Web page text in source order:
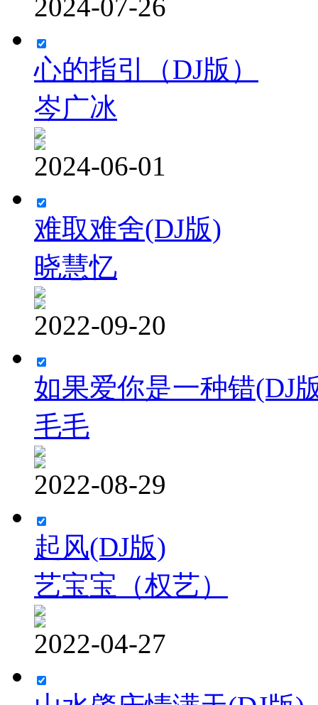
2024-07-26
心的指引（DJ版）
岑广冰
2024-06-01
难取难舍(DJ版)
晓慧忆
2022-09-20
如果爱你是一种错(DJ
毛毛
2022-08-29
起风(DJ版)
艺宝宝（权艺）
2022-04-27